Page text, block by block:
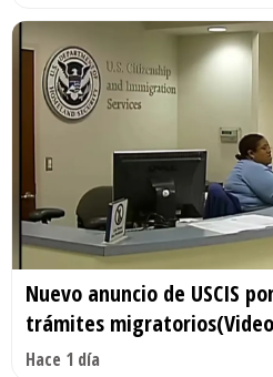
Nuevo anuncio de USCIS
trámites
Hace 1 día